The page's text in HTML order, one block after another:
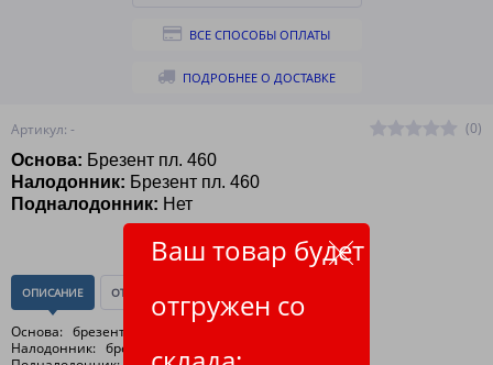
Ваш товар будет
отгружен со
Артикул: -
(0)
Основа: Брезент пл. 460
Налодонник: Брезент пл. 460
Подналодонник: Нет
ВСЕ СПОСОБЫ ОПЛАТЫ
ПОДРОБНЕЕ О ДОСТАВКЕ
ОПИСАНИЕ ОТЗЫВЫ
Основа: брезент пл. 460 (арт.11255)
Налодонник: брезент пл. 460 (арт.11255)